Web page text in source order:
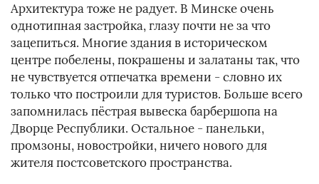
Архитектура тоже не радует. В Минске очень
однотипная застройка, глазу почти не за что
зацепиться. Многие здания в историческом
центре побелены, покрашены и залатаны так, что
не чувствуется отпечатка времени - словно их
только что построили для туристов. Больше всего
запомнилась пёстрая вывеска барбершопа на
Дворце Республики. Остальное - панельки,
промзоны, новостройки, ничего нового для
жителя постсоветского пространства.